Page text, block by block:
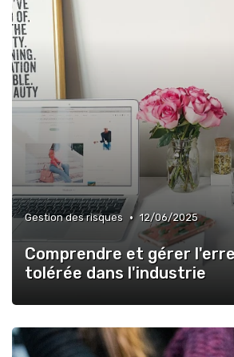
Gestion des risques • 12/06/2025
Comprendre et gérer
tolérée dans l'industrie